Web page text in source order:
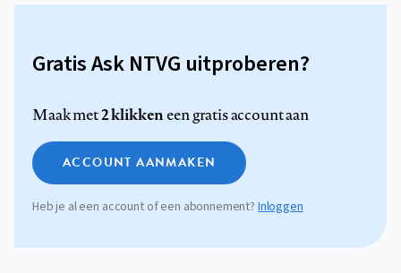
Gratis Ask NTVG uitproberen?
Maak met2 klikkeneen gratis account aan
ACCOUNT AANMAKEN
Heb je al een account of een abonnement? Inloggen